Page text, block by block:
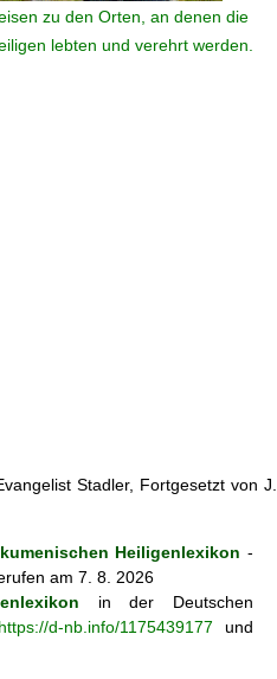
zu den Orten, an denen die
lebten und verehrt werden.
Stadler, Fortgesetzt von J.
Heiligenlexikon -
am 7. 8. 2026
in der Deutschen
https://d-nb.info/1175439177 und